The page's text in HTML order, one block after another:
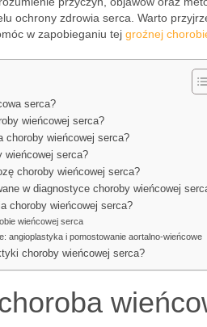
ochrony zdrowia serca. Warto
w zapobieganiu tej groźnej
serca?
wieńcowej serca?
wieńcowej serca?
wieńcowej serca?
choroby wieńcowej serca?
w diagnostyce choroby wieńcowej
choroby wieńcowej serca?
wieńcowej serca
angioplastyka i pomostowanie aortalno-wieńcowe
choroby wieńcowej serca?